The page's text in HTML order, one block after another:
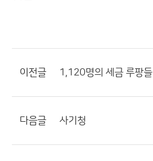
이전글 1,120명의 세금 루팡들
다음글 사기청